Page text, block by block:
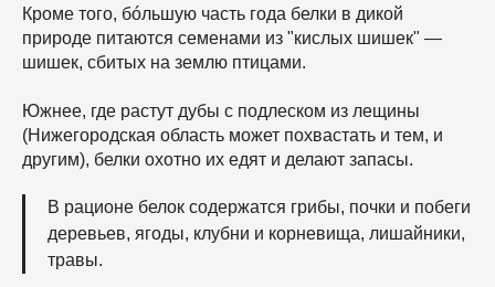
Кроме того, бóльшую часть года белки в дикой
природе питаются семенами из "кислых шишек" —
шишек, сбитых на землю птицами.
Южнее, где растут дубы с подлеском из лещины
(Нижегородская область может похвастать и тем, и
другим), белки охотно их едят и делают запасы.
В рационе белок содержатся грибы, почки и побеги
деревьев, ягоды, клубни и корневища, лишайники,
травы.